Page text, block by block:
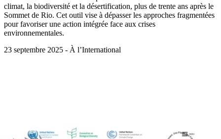
climat, la biodiversité et la désertification, plus de trente ans après le
Sommet de Rio. Cet outil vise à dépasser les approches fragmentées
pour favoriser une action intégrée face aux crises
environnementales.
23 septembre 2025 - À l’International